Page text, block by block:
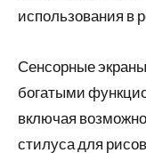
использования в
Сенсорные
богатыми
включая
стилуса для